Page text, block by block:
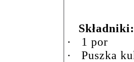
Składniki:
·
1 por
·
Puszka